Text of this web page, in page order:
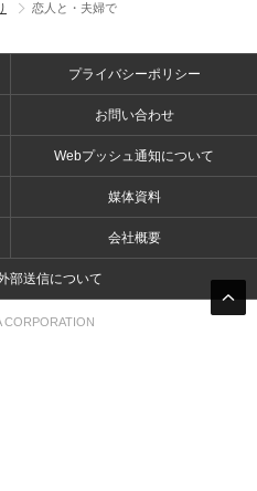
恋人と・夫婦で
プライバシーポリシー
お問い合わせ
Webプッシュ通知について
媒体資料
会社概要
部送信について
CORPORATION